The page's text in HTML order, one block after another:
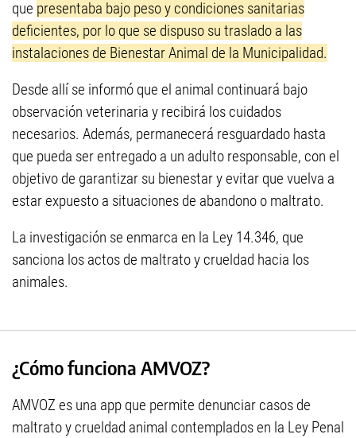
que presentaba bajo peso y condiciones sanitarias
deficientes, por lo que se dispuso su traslado a las
instalaciones de Bienestar Animal de la Municipalidad.
Desde allí se informó que el animal continuará bajo
observación veterinaria y recibirá los cuidados
necesarios. Además, permanecerá resguardado hasta
que pueda ser entregado a un adulto responsable, con el
objetivo de garantizar su bienestar y evitar que vuelva a
estar expuesto a situaciones de abandono o maltrato.
La investigación se enmarca en la Ley 14.346, que
sanciona los actos de maltrato y crueldad hacia los
animales.
¿Cómo funciona AMVOZ?
AMVOZ es una app que permite denunciar casos de
maltrato y crueldad animal contemplados en la Ley Penal